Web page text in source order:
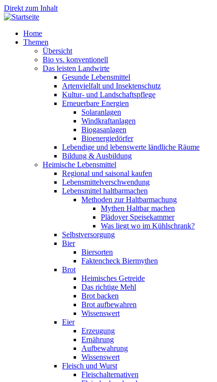
Direkt zum Inhalt
Home
Themen
Übersicht
Bio vs. konventionell
Das leisten Landwirte
Gesunde Lebensmittel
Artenvielfalt und Insektenschutz
Kultur- und Landschaftspflege
Erneuerbare Energien
Solaranlagen
Windkraftanlagen
Biogasanlagen
Bioenergiedörfer
Lebendige und lebenswerte ländliche Räume
Bildung & Ausbildung
Heimische Lebensmittel
Regional und saisonal kaufen
Lebensmittelverschwendung
Lebensmittel haltbarmachen
Methoden zur Haltbarmachung
Mythen Haltbar machen
Plädoyer Speisekammer
Was liegt wo im Kühlschrank?
Selbstversorgung
Bier
Biersorten
Faktencheck Biermythen
Brot
Heimisches Getreide
Das richtige Mehl
Brot backen
Brot aufbewahren
Wissenswert
Eier
Erzeugung
Ernährung
Aufbewahrung
Wissenswert
Fleisch und Wurst
Fleischalternativen